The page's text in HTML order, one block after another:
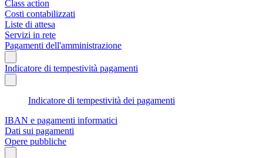
Class action
Costi contabilizzati
Liste di attesa
Servizi in rete
Pagamenti dell'amministrazione
Indicatore di tempestività pagamenti
Indicatore di tempestività dei pagamenti
IBAN e pagamenti informatici
Dati sui pagamenti
Opere pubbliche